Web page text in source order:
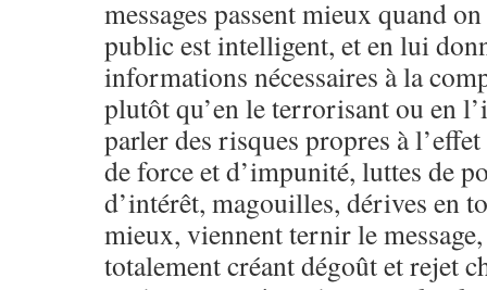
messages passent mieux quand
public est intelligent, et en lui
informations nécessaires à la
plutôt qu’en le terrorisant ou en
parler des risques propres à
de force et d’impunité, luttes de
d’intérêt, magouilles, dérives en
mieux, viennent ternir le
totalement créant dégoût et rejet